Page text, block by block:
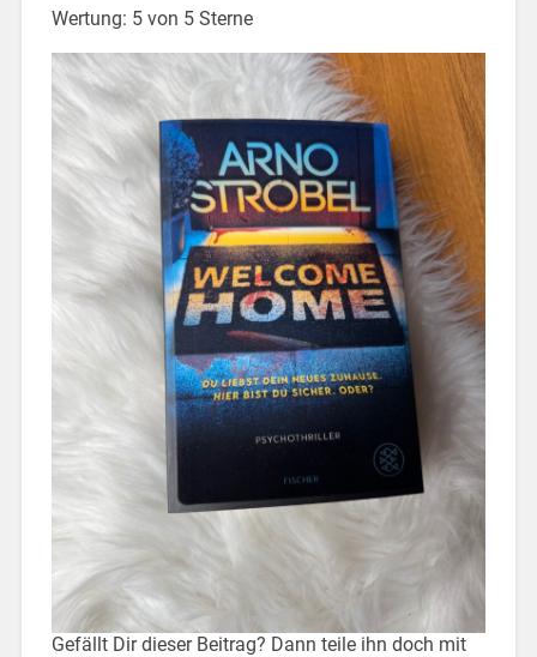
Wertung: 5 von 5 Sterne
Gefällt Dir dieser Beitrag? Dann teile ihn doch mit